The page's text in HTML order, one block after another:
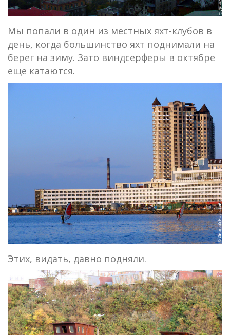
Мы попали в один из местных яхт-клубов в
день, когда большинство яхт поднимали на
берег на зиму. Зато виндсерферы в октябре
еще катаются.
Этих, видать, давно подняли.